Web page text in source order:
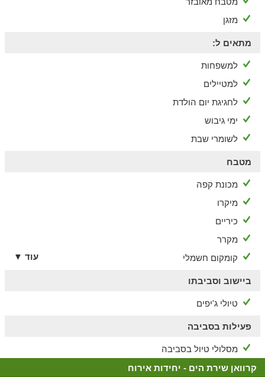
מזגן
מתאים ל:
למשפחות
למטיילים
לחגיגת יום הולדת
ימי גיבוש
לשומרי שבת
מטבח
מכונת קפה
מיקרו
כיריים
מקרר
קומקום חשמלי
עוד ▼
ביישוב וסביבתו
טיולי ג'יפים
פעילות בסביבה
מסלולי טיול בסביבה
קרוואן שירת הים - יחידות אירוח